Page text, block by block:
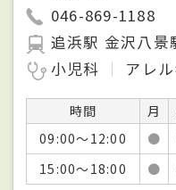
046-869-1188
追浜駅 金沢八景
小児科
アレ
時間 月
09:00～12:00
●
15:00～18:00
●